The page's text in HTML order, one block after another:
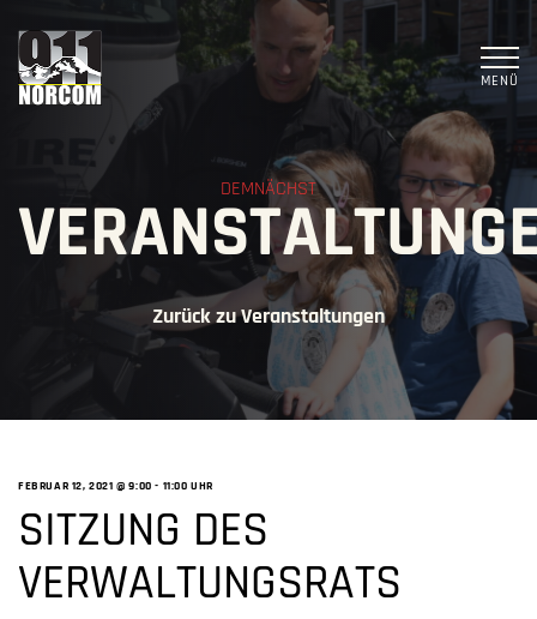
MENÜ
DEMNÄCHST
Zurück zu Veranstaltungen
FEBRUAR 12, 2021 @ 9:00 - 11:00 UHR
SITZUNG DES
VERWALTUNGSRATS